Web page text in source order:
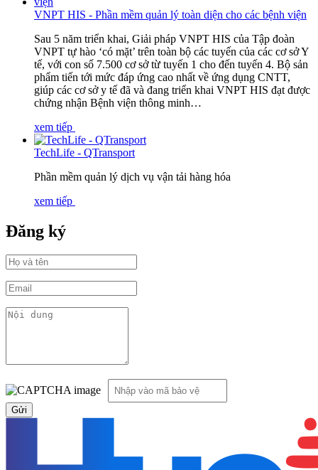
VNPT HIS - Phần mềm quản lý toàn diện cho các bệnh viện
Sau 5 năm triển khai, Giải pháp VNPT HIS của Tập đoàn
VNPT tự hào ‘có mặt’ trên toàn bộ các tuyến của các cơ sở Y
tế, với con số 7.500 cơ sở từ tuyến 1 cho đến tuyến 4. Bộ sản
phẩm tiến tới mức đáp ứng cao nhất về ứng dụng CNTT,
giúp các cơ sở y tế đã và đang triển khai VNPT HIS đạt được
chứng nhận Bệnh viện thông minh…
xem tiếp
TechLife - QTransport
Phần mềm quản lý dịch vụ vận tải hàng hóa
xem tiếp
Đăng ký